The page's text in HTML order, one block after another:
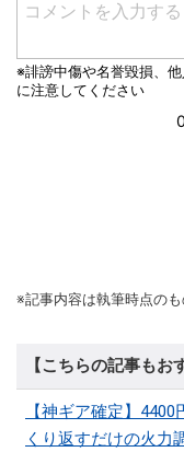
※記事内容は執筆時点の
【こちらの記事もお
【神ギア確定】
くり返すだけの火力